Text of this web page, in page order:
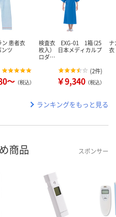
患者衣
ンツ
～ （税込）
検査衣 EXG-01 1箱（25
枚入） 日本メディカルプ
ロダ…
(2件)
￥9,340 （税込）
衣
ランキングをもっと見る
商品 スポンサー